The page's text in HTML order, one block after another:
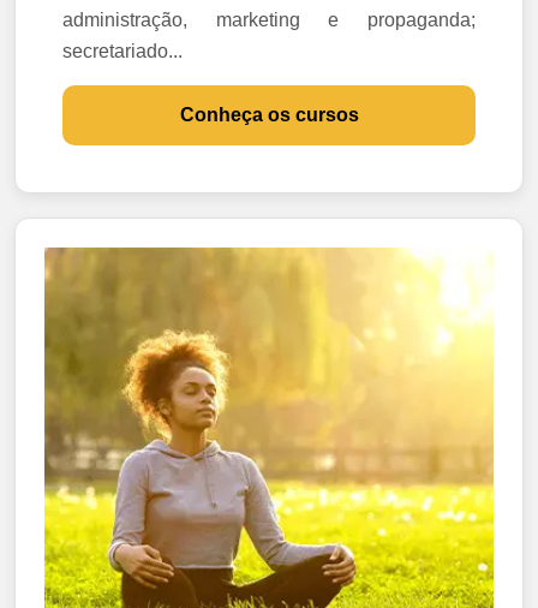
administração, marketing e propaganda;
secretariado...
Conheça os cursos